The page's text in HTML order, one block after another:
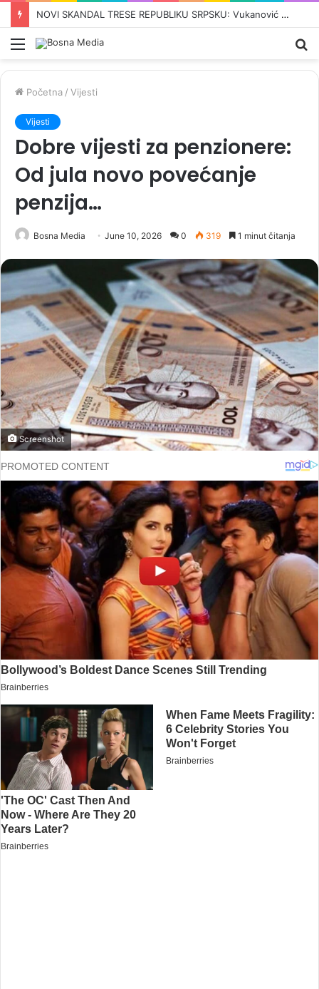
‘VRIJEME JE DA SE MUSLIMANI UJEDINE’: Iranski šef diplomatije Abbas Araghchi poslao snažnu poruku svijetu
Meni
Početna / Vijesti
Vijesti
Dobre vijesti za penzionere:
Od jula novo povećanje
penzija…
Bosna Media June 10, 2026 0 319 1 minut čitanja
Screenshot